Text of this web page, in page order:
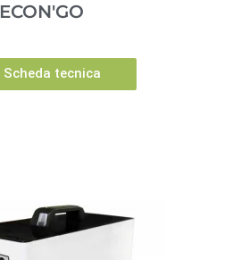
ECON'GO
Scheda tecnica